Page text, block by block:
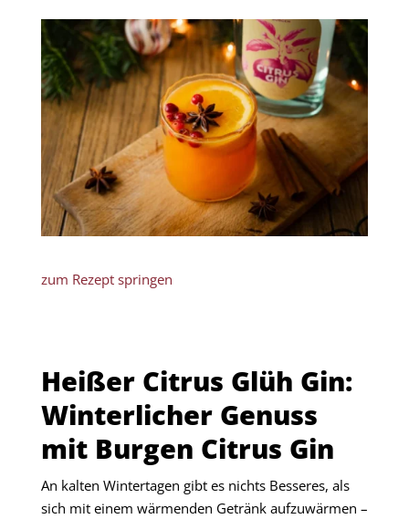
zum Rezept springen
Heißer Citrus Glüh Gin:
Winterlicher Genuss
mit Burgen Citrus Gin
An kalten Wintertagen gibt es nichts Besseres, als
sich mit einem wärmenden Getränk aufzuwärmen –